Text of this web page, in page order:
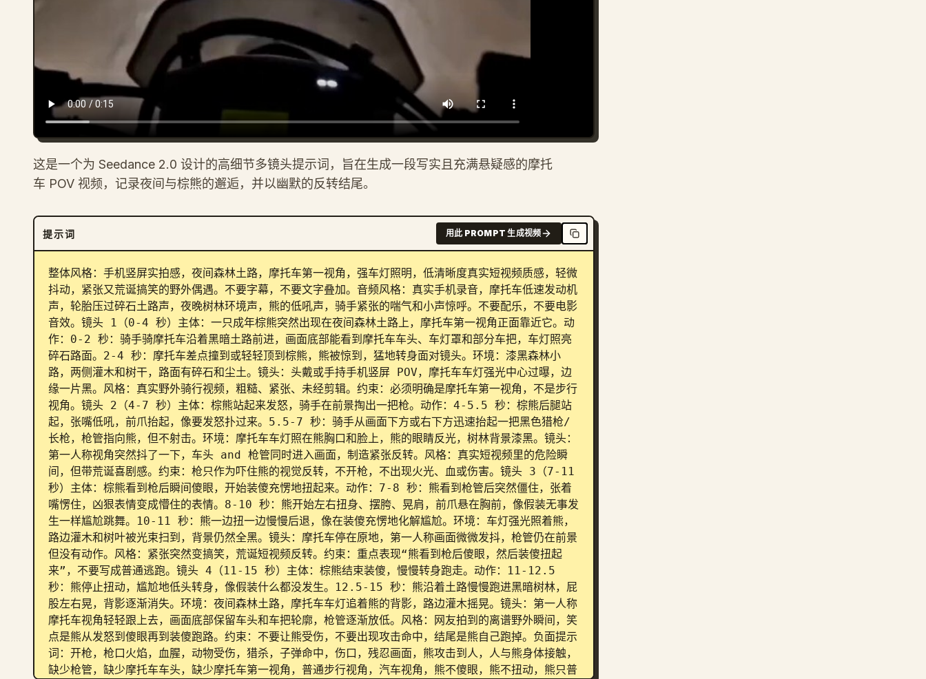
这是一个为 Seedance 2.0 设计的高细节多镜头提示词，旨在生成一段写实且充满悬疑感的摩托
车 POV 视频，记录夜间与棕熊的邂逅，并以幽默的反转结尾。
提示词 用此 PROMPT 生成视频
整体风格：手机竖屏实拍感，夜间森林土路，摩托车第一视角，强车灯照明，低清晰度真实短视频质感，轻微
抖动，紧张又荒诞搞笑的野外偶遇。不要字幕，不要文字叠加。音频风格：真实手机录音，摩托车低速发动机
声，轮胎压过碎石土路声，夜晚树林环境声，熊的低吼声，骑手紧张的喘气和小声惊呼。不要配乐，不要电影
音效。镜头 1（0-4 秒）主体：一只成年棕熊突然出现在夜间森林土路上，摩托车第一视角正面靠近它。动
作：0-2 秒：骑手骑摩托车沿着黑暗土路前进，画面底部能看到摩托车车头、车灯罩和部分车把，车灯照亮
碎石路面。2-4 秒：摩托车差点撞到或轻轻顶到棕熊，熊被惊到，猛地转身面对镜头。环境：漆黑森林小
路，两侧灌木和树干，路面有碎石和尘土。镜头：头戴或手持手机竖屏 POV，摩托车车灯强光中心过曝，边
缘一片黑。风格：真实野外骑行视频，粗糙、紧张、未经剪辑。约束：必须明确是摩托车第一视角，不是步行
视角。镜头 2（4-7 秒）主体：棕熊站起来发怒，骑手在前景掏出一把枪。动作：4-5.5 秒：棕熊后腿站
起，张嘴低吼，前爪抬起，像要发怒扑过来。5.5-7 秒：骑手从画面下方或右下方迅速抬起一把黑色猎枪/
长枪，枪管指向熊，但不射击。环境：摩托车车灯照在熊胸口和脸上，熊的眼睛反光，树林背景漆黑。镜头：
第一人称视角突然抖了一下，车头 and 枪管同时进入画面，制造紧张反转。风格：真实短视频里的危险瞬
间，但带荒诞喜剧感。约束：枪只作为吓住熊的视觉反转，不开枪，不出现火光、血或伤害。镜头 3（7-11
秒）主体：棕熊看到枪后瞬间傻眼，开始装傻充愣地扭起来。动作：7-8 秒：熊看到枪管后突然僵住，张着
嘴愣住，凶狠表情变成懵住的表情。8-10 秒：熊开始左右扭身、摆胯、晃肩，前爪悬在胸前，像假装无事发
生一样尴尬跳舞。10-11 秒：熊一边扭一边慢慢后退，像在装傻充愣地化解尴尬。环境：车灯强光照着熊，
路边灌木和树叶被光束扫到，背景仍然全黑。镜头：摩托车停在原地，第一人称画面微微发抖，枪管仍在前景
但没有动作。风格：紧张突然变搞笑，荒诞短视频反转。约束：重点表现“熊看到枪后傻眼，然后装傻扭起
来”，不要写成普通逃跑。镜头 4（11-15 秒）主体：棕熊结束装傻，慢慢转身跑走。动作：11-12.5
秒：熊停止扭动，尴尬地低头转身，像假装什么都没发生。12.5-15 秒：熊沿着土路慢慢跑进黑暗树林，屁
股左右晃，背影逐渐消失。环境：夜间森林土路，摩托车车灯追着熊的背影，路边灌木摇晃。镜头：第一人称
摩托车视角轻轻跟上去，画面底部保留车头和车把轮廓，枪管逐渐放低。风格：网友拍到的离谱野外瞬间，笑
点是熊从发怒到傻眼再到装傻跑路。约束：不要让熊受伤，不要出现攻击命中，结尾是熊自己跑掉。负面提示
词：开枪，枪口火焰，血腥，动物受伤，猎杀，子弹命中，伤口，残忍画面，熊攻击到人，人与熊身体接触，
缺少枪管，缺少摩托车车头，缺少摩托车第一视角，普通步行视角，汽车视角，熊不傻眼，熊不扭动，熊只普